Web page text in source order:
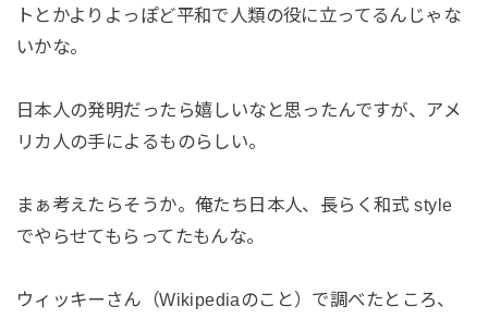
トとかよりよっぽど平和で人類の役に立ってるんじゃな
いかな。
日本人の発明だったら嬉しいなと思ったんですが、アメ
リカ人の手によるものらしい。
まぁ考えたらそうか。俺たち日本人、長らく和式 style
でやらせてもらってたもんな。
ウィッキーさん（Wikipediaのこと）で調べたところ、